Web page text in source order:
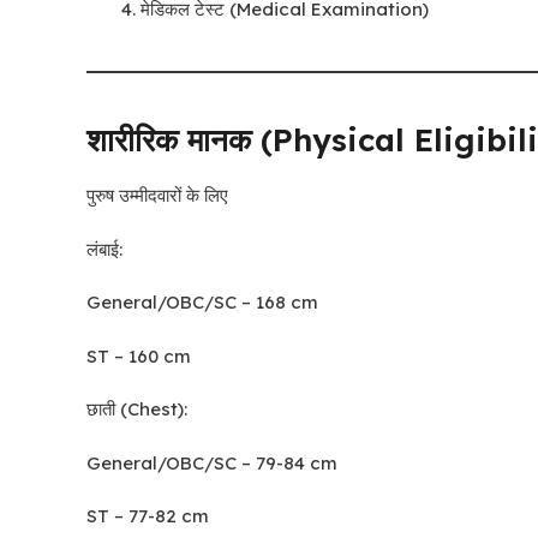
मेडिकल टेस्ट (Medical Examination)
शारीरिक मानक (Physical
पुरुष उम्मीदवारों के लिए
लंबाई:
General/OBC/SC – 168 cm
ST – 160 cm
छाती (Chest):
General/OBC/SC – 79-84 cm
ST – 77-82 cm